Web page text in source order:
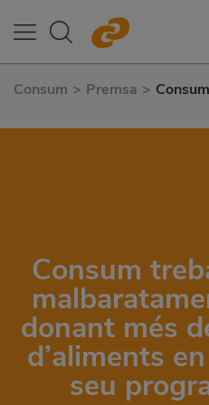
Consum > Premsa >
Més de
Consum
donant més
d’aliments
seu